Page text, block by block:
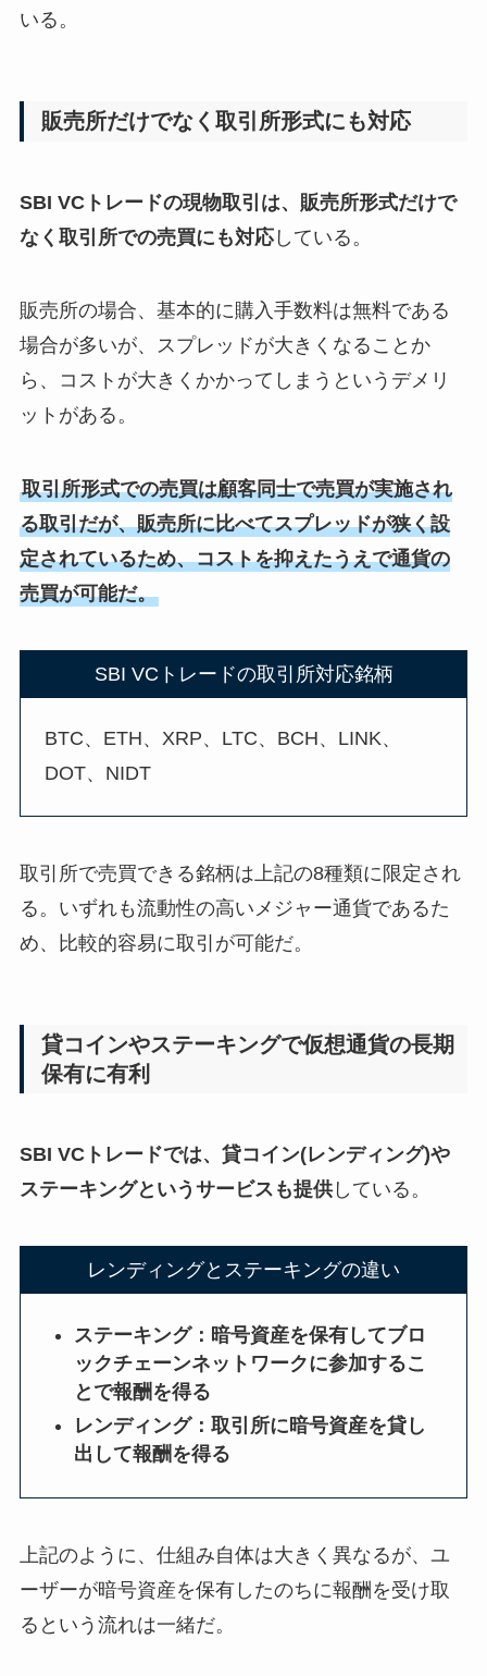
いる。
販売所だけでなく取引所形式にも対応
SBI VCトレードの現物取引は、販売所形式だけで
なく取引所での売買にも対応している。
販売所の場合、基本的に購入手数料は無料である
場合が多いが、スプレッドが大きくなることか
ら、コストが大きくかかってしまうというデメリ
ットがある。
取引所形式での売買は顧客同士で売買が実施され
る取引だが、販売所に比べてスプレッドが狭く設
定されているため、コストを抑えたうえで通貨の
売買が可能だ。
SBI VCトレードの取引所対応銘柄
BTC、ETH、XRP、LTC、BCH、LINK、
DOT、NIDT
取引所で売買できる銘柄は上記の8種類に限定され
る。いずれも流動性の高いメジャー通貨であるた
め、比較的容易に取引が可能だ。
貸コインやステーキングで仮想通貨の長期
保有に有利
SBI VCトレードでは、貸コイン(レンディング)や
ステーキングというサービスも提供している。
レンディングとステーキングの違い
ステーキング：暗号資産を保有してブロ
ックチェーンネットワークに参加するこ
とで報酬を得る
レンディング：取引所に暗号資産を貸し
出して報酬を得る
上記のように、仕組み自体は大きく異なるが、ユ
ーザーが暗号資産を保有したのちに報酬を受け取
るという流れは一緒だ。